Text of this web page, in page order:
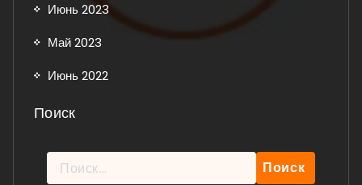
Июнь 2023
Май 2023
Июнь 2022
Поиск
Найти: